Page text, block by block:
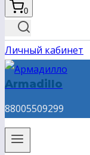
0
Личный кабинет
Armadillo
88005509299